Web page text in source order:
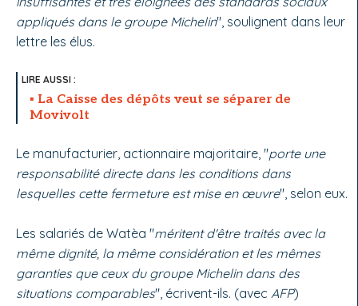
appliqués dans le groupe Michelin", soulignent dans leur
lettre les élus.
La Caisse des dépôts veut se séparer de
Movivolt
Le manufacturier, actionnaire majoritaire, "porte une
responsabilité directe dans les conditions dans
lesquelles cette fermeture est mise en œuvre", selon eux.
Les salariés de Watèa "méritent d'être traités avec la
même dignité, la même considération et les mêmes
garanties que ceux du groupe Michelin dans des
situations comparables", écrivent-ils. (avec AFP)